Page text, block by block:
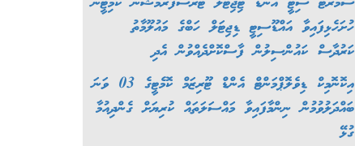
ހުށަހެޅިފައިވާ އައްޑޫސިޓީ ޑިޖިޓަލް ހަބްގެ މައުލޫމާތު
ކަރުދާސް ކައުންސިލުން ފާސްކޮށްދެއްވުން އެދި
އިކޮނޮމިކް ޑިވެލޮޕްމަންޓް އެންޑް ޓޫރިޒަމް ކޮމެޓީގެ 03 ވަނަ
ބައްދަލުވުމުން ނިންމާފައިވާ މައްސަލަތައް ކުރިޔަށް ގެންދިއުމާ
ގުޅޭ